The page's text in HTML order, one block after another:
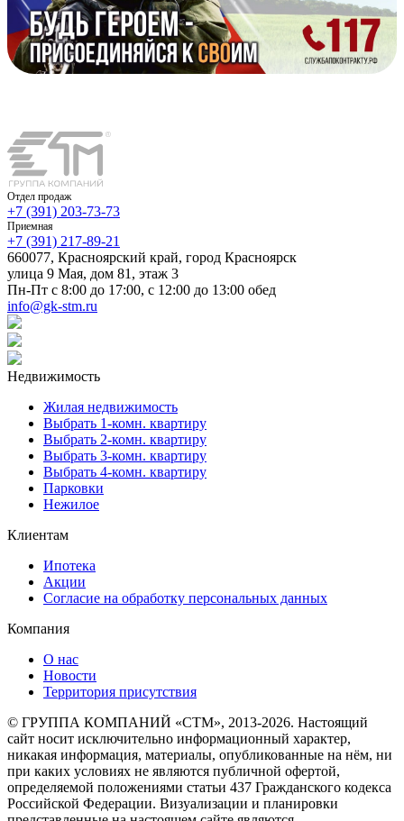
Отдел продаж
+7 (391) 203-73-73
Приемная
+7 (391) 217-89-21
660077, Красноярский край, город Красноярск
улица 9 Мая, дом 81, этаж 3
Пн-Пт с 8:00 до 17:00, с 12:00 до 13:00 обед
info@gk-stm.ru
Недвижимость
Жилая недвижимость
Выбрать 1-комн. квартиру
Выбрать 2-комн. квартиру
Выбрать 3-комн. квартиру
Выбрать 4-комн. квартиру
Парковки
Нежилое
Клиентам
Ипотека
Акции
Согласие на обработку персональных данных
Компания
О нас
Новости
Территория присутствия
© ГРУППА КОМПАНИЙ «СТМ», 2013-2026. Настоящий
сайт носит исключительно информационный характер,
никакая информация, материалы, опубликованные на нём, ни
при каких условиях не являются публичной офертой,
определяемой положениями статьи 437 Гражданского кодекса
Российской Федерации. Визуализации и планировки